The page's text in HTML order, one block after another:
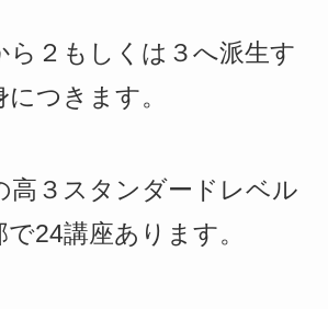
ら２もしくは３へ派生す
つきます。
高３スタンダードレベル
24講座あります。